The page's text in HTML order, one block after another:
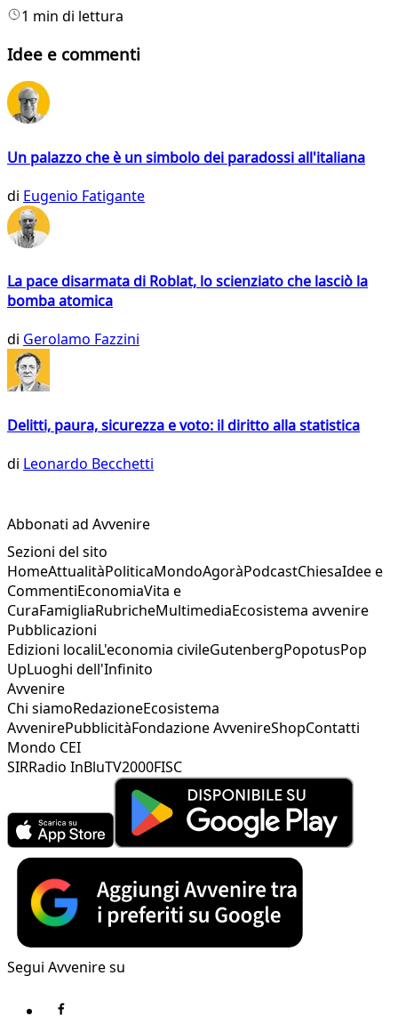
1 min di lettura
Idee e commenti
Un palazzo che è un simbolo dei paradossi all'italiana
di Eugenio Fatigante
La pace disarmata di Roblat, lo scienziato che lasciò la
bomba atomica
di Gerolamo Fazzini
Delitti, paura, sicurezza e voto: il diritto alla statistica
di Leonardo Becchetti
Abbonati ad Avvenire
Sezioni del sito
HomeAttualitàPoliticaMondoAgoràPodcastChiesaIdee e
CommentiEconomiaVita e
CuraFamigliaRubricheMultimediaEcosistema avvenire
Pubblicazioni
Edizioni localiL'economia civileGutenbergPopotusPop
UpLuoghi dell'Infinito
Avvenire
Chi siamoRedazioneEcosistema
AvvenirePubblicitàFondazione AvvenireShopContatti
Mondo CEI
SIRRadio InBluTV2000FISC
Segui Avvenire su